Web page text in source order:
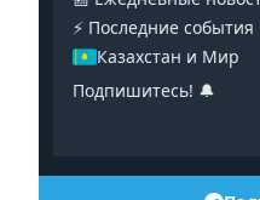
⚡️ Последние события
Казахстан и Мир
Подпишитесь! 🔔